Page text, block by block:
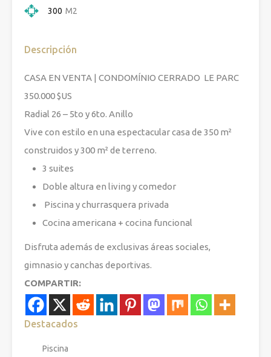
300 M2
Descripción
CASA EN VENTA | CONDOMÍNIO CERRADO LE PARC
350.000 $US
Radial 26 – 5to y 6to. Anillo
Vive con estilo en una espectacular casa de 350 m²
construidos y 300 m² de terreno.
3 suites
Doble altura en living y comedor
Piscina y churrasquera privada
Cocina americana + cocina funcional
Disfruta además de exclusivas áreas sociales,
gimnasio y canchas deportivas.
COMPARTIR:
Destacados
Piscina